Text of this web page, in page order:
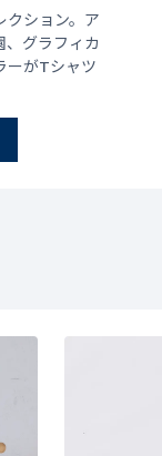
クション。ア
、グラフィカ
ーがTシャツ